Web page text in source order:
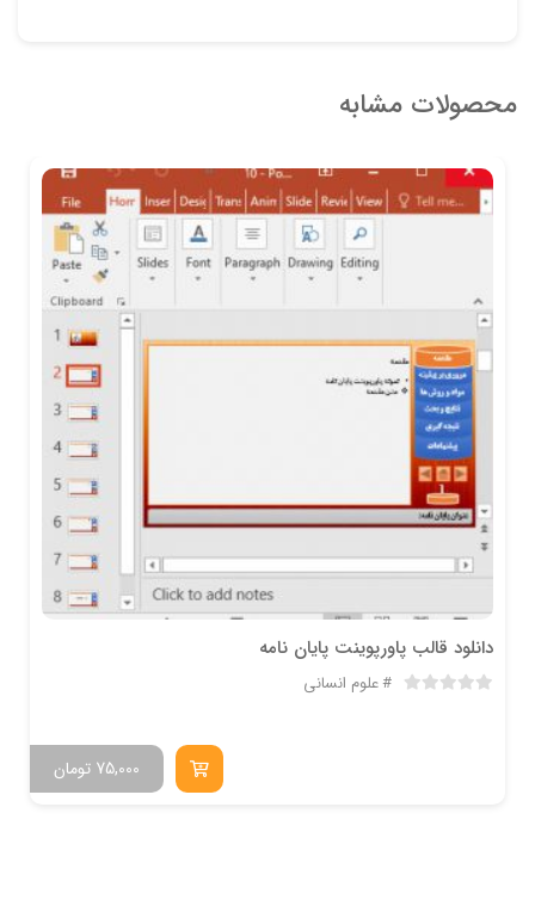
محصولات مشابه
دانلود قالب پاورپوینت پایان نامه
علوم انسانی
تومان 75,000